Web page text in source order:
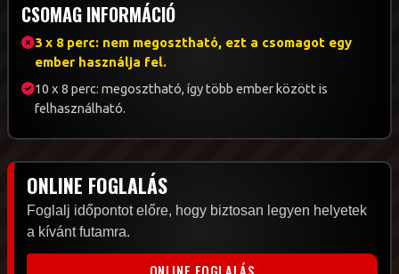
CSOMAG INFORMÁCIÓ
3 x 8 perc: nem megosztható, ezt a csomagot egy
ember használja fel.
10 x 8 perc: megosztható, így több ember között is
felhasználható.
ONLINE FOGLALÁS
Foglalj időpontot előre, hogy biztosan legyen helyetek
a kívánt futamra.